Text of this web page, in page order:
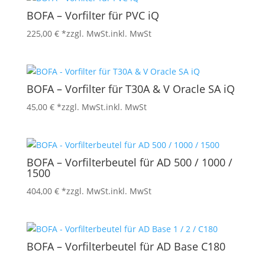
BOFA – Vorfilter für PVC iQ
225,00 € *zzgl. MwSt.inkl. MwSt
BOFA – Vorfilter für T30A & V Oracle SA iQ
45,00 € *zzgl. MwSt.inkl. MwSt
BOFA – Vorfilterbeutel für AD 500 / 1000 /
1500
404,00 € *zzgl. MwSt.inkl. MwSt
BOFA – Vorfilterbeutel für AD Base C180